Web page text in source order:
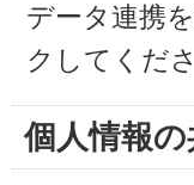
データ連携
クしてくださ
個人情報